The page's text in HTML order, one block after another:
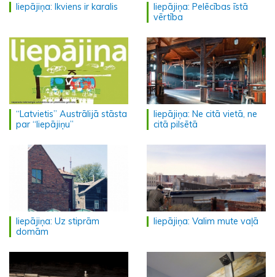
liepājiņa: Ikviens ir karalis
liepājiņa: Pelēcības īstā
vērtība
“Latvietis” Austrālijā stāsta
par “liepājiņu”
liepājiņa: Ne citā vietā, ne
citā pilsētā
liepājiņa: Uz stiprām
domām
liepājiņa: Valim mute vaļā